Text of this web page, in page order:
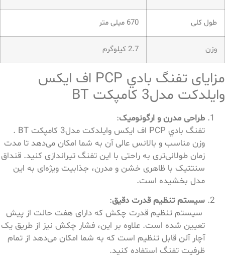
طول کلی 670 میلی متر
وزن 2.7 کیلوگرم
مزایای تفنگ بادي PCP اف ايكس
وايلدكت مدل3 کامپکت BT
طراحی مدرن و ارگونومیک:
تفنگ بادي PCP اف ايكس وايلدكت مدل3 کامپکت BT .
وزن مناسب و بالانس عالی آن به شما امکان می‌دهد تا مدت
زمان طولانی‌تری به راحتی با این تفنگ تیراندازی کنید. قنداق
سنتتیک با ظاهری خشن و مدرن، جذابیت ویژه‌ای به این
مدل بخشیده است.
سیستم تنظیم قدرت دقیق:
سیستم تنظیم قدرت چکش که دارای هفت حالت از پیش
تعیین شده است. علاوه بر این، فشار چکش نیز از طریق یک
آچار آلن قابل تنظیم است که به شما امکان می‌دهد از تمام
ظرفیت تفنگ استفاده کنید.